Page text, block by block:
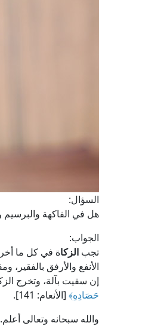
السؤال:
هل في الفاكهة والبرسيم
الجواب:
تجب الزكاة في كل ما
الأنفع والأرفق
إن سقيت بآلة، وتخرج
حَصَادِهِ﴾ [الأنعام: 141].
والله سبحانه وتعالى أعلم.